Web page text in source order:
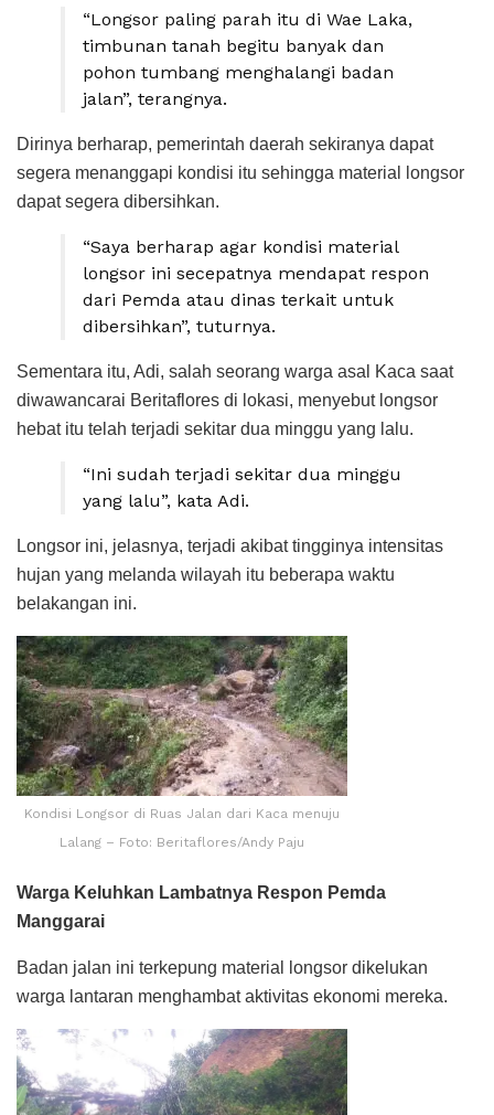
“Longsor paling parah itu di Wae Laka,
timbunan tanah begitu banyak dan
pohon tumbang menghalangi badan
jalan”, terangnya.
Dirinya berharap, pemerintah daerah sekiranya dapat
segera menanggapi kondisi itu sehingga material longsor
dapat segera dibersihkan.
“Saya berharap agar kondisi material
longsor ini secepatnya mendapat respon
dari Pemda atau dinas terkait untuk
dibersihkan”, tuturnya.
Sementara itu, Adi, salah seorang warga asal Kaca saat
diwawancarai Beritaflores di lokasi, menyebut longsor
hebat itu telah terjadi sekitar dua minggu yang lalu.
“Ini sudah terjadi sekitar dua minggu
yang lalu”, kata Adi.
Longsor ini, jelasnya, terjadi akibat tingginya intensitas
hujan yang melanda wilayah itu beberapa waktu
belakangan ini.
Kondisi Longsor di Ruas Jalan dari Kaca menuju
Lalang – Foto: Beritaflores/Andy Paju
Warga Keluhkan Lambatnya Respon Pemda
Manggarai
Badan jalan ini terkepung material longsor dikelukan
warga lantaran menghambat aktivitas ekonomi mereka.